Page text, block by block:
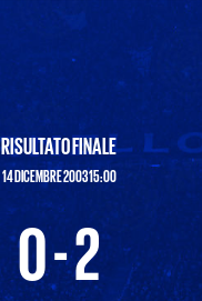
RISULTATO FINALE
14 DICEMBRE 2003 15:00
0 - 2